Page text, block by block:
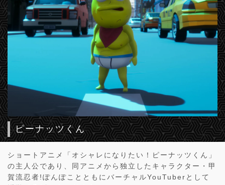
ピーナッツくん
ショートアニメ「オシャレになりたい！ピーナッツくん」
の主人公であり、同アニメから独立したキャラクター・甲
賀流忍者!ぽんぽことともにバーチャルYouTuberとして